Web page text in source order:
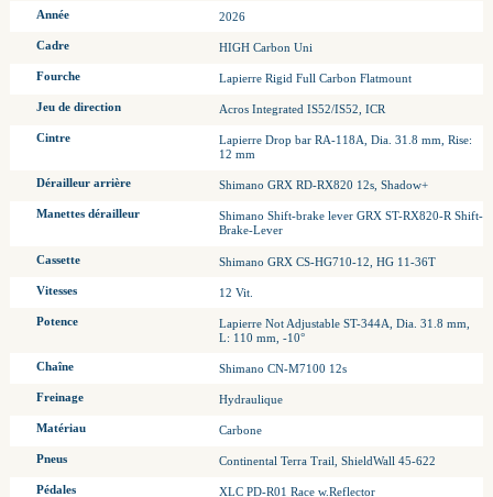
Année 2026
Cadre HIGH Carbon Uni
Fourche Lapierre Rigid Full Carbon Flatmount
Jeu de direction Acros Integrated IS52/IS52, ICR
Cintre
Lapierre Drop bar RA-118A, Dia. 31.8 mm, Rise:
12 mm
Dérailleur arrière Shimano GRX RD-RX820 12s, Shadow+
Manettes dérailleur
Shimano Shift-brake lever GRX ST-RX820-R Shift-
Brake-Lever
Cassette Shimano GRX CS-HG710-12, HG 11-36T
Vitesses 12 Vit.
Potence
Lapierre Not Adjustable ST-344A, Dia. 31.8 mm,
L: 110 mm, -10°
Chaîne Shimano CN-M7100 12s
Freinage Hydraulique
Matériau Carbone
Pneus Continental Terra Trail, ShieldWall 45-622
Pédales XLC PD-R01 Race w.Reflector